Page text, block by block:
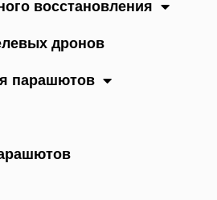
восстановления
дронов
парашютов